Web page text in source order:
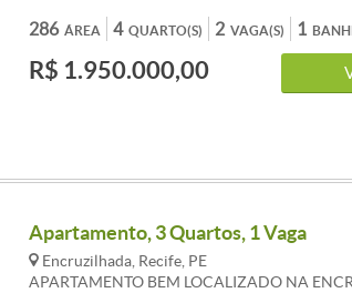
ÁREA
286 QUARTO(S)
4 VAGA(S)
2 1
R$ 1.950.000,00
Apartamento, 3 Quartos, 1 Vaga
Encruzilhada, Recife, PE
APARTAMENTO BEM LOCALIZADO NA